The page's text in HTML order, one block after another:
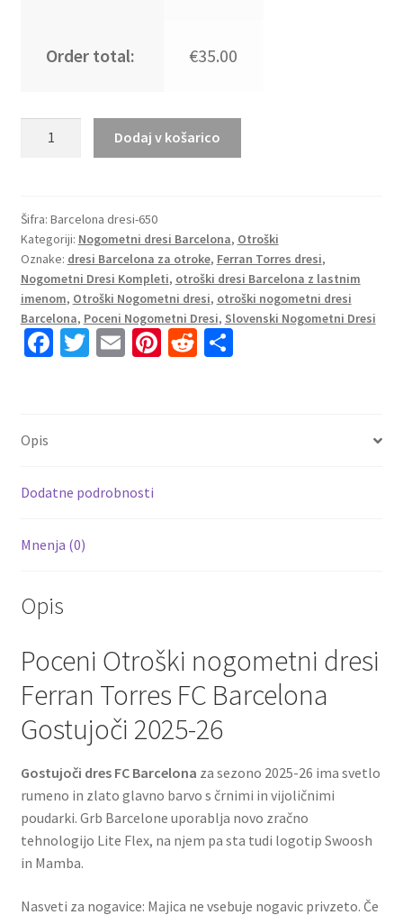
Order total: €35.00
Ferran
Torres
#7
FC
Barcelona
Gostujoči
2025-
Dodaj v košarico
Šifra: Barcelona dresi-650
Kategoriji: Nogometni dresi Barcelona, Otroški
Oznake: dresi Barcelona za otroke, Ferran Torres dresi,
Nogometni Dresi Kompleti, otroški dresi Barcelona z lastnim
imenom, Otroški Nogometni dresi, otroški nogometni dresi
Barcelona, Poceni Nogometni Dresi, Slovenski Nogometni Dresi
Fa
k
T E Pi R S
Opis
Dodatne podrobnosti
Mnenja (0)
Opis
Poceni Otroški nogometni dresi
Ferran Torres FC Barcelona
Gostujoči 2025-26
Gostujoči dres FC Barcelona za sezono 2025-26 ima svetlo
rumeno in zlato glavno barvo s črnimi in vijoličnimi
poudarki. Grb Barcelone uporablja novo zračno
tehnologijo Lite Flex, na njem pa sta tudi logotip Swoosh
in Mamba.
Nasveti za nogavice: Majica ne vsebuje nogavic privzeto. Če